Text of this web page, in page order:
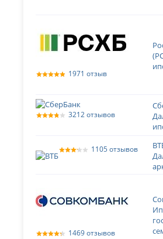
1971 отзыв
3212 отзывов
1105 отзывов
1469 отзывов